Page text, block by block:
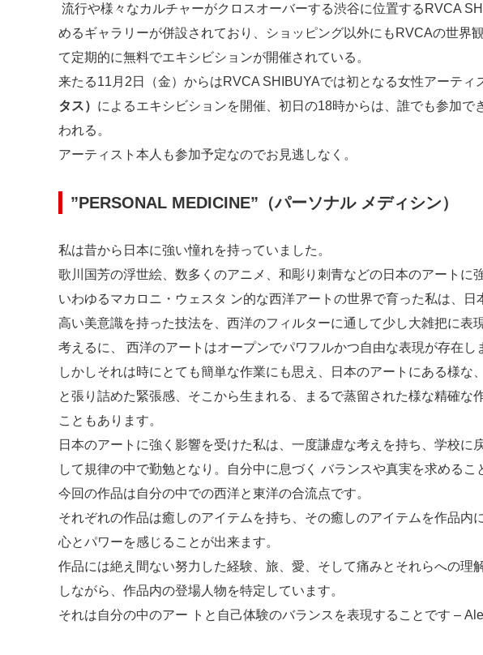
流行や様々なカルチャーがクロスオーバーする渋谷に位置するRVCA
めるギャラリーが併設されており、ショッピング以外にもRVCAの世界
て定期的に無料でエキシビションが開催されている。
来たる11月2日（金）からはRVCA SHIBUYAでは初となる女性アーティ
タス） によるエキシビションを開催、初日の18時からは、誰でも参加で
われる。
アーティスト本人も参加予定なのでお見逃しなく。
”PERSONAL MEDICINE” （パーソナル メディシン）
私は昔から日本に強い憧れを持っていました。
歌川国芳の浮世絵、数多くのアニメ、和彫り刺青などの日本のアートに
いわゆるマカロニ・ウェスタ ン的な西洋アートの世界で育った私は、
高い美意識を持った技法を、西洋のフィルターに通して少し大雑把に表
考えるに、 西洋のアートはオープンでパワフルかつ自由な表現が存在し
しかしそれは時にとても簡単な作業にも思え、日本のアートにある様な
と張り詰めた緊張感、そこから生まれる、まるで蒸留された様な精確な
こともあります。
日本のアートに強く影響を受けた私は、一度謙虚な考えを持ち、学校に
して規律の中で勤勉となり。自分中に息づく バランスや真実を求めるこ
今回の作品は自分の中での西洋と東洋の合流点です。
それぞれの作品は癒しのアイテムを持ち、その癒しのアイテムを作品内
心とパワーを感じることが出来ます。
作品には絶え間ない努力した経験、旅、愛、そして痛みとそれらへの理
しながら、作品内の登場人物を特定しています。
それは自分の中のアー トと自己体験のバランスを表現することです –